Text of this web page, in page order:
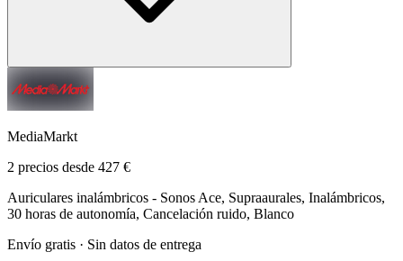
MediaMarkt
2 precios desde 427 €
Auriculares inalámbricos - Sonos Ace, Supraaurales, Inalámbricos,
30 horas de autonomía, Cancelación ruido, Blanco
Envío gratis · Sin datos de entrega